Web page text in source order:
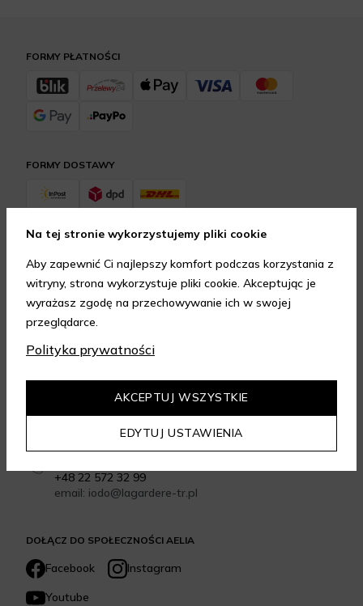
DOŁĄCZ DO SPOŁECZNOŚCI AELIA
Facebook
Instagram
Youtube
email: sklep@aelia.pl
Infolinia: +48 22 270 72 77
godzinach 9:00-17:00
+48 22 572 32 99
email: iodo@lagardere-tr.pl
FORMY DOSTAWY
FORMY PŁATNOŚCI
GWARANCJA JAKOŚCI
4.95/5.00
Dowiedz się więcej
Na tej stronie wykorzystujemy pliki cookie
Aby zapewnić Ci najlepszy komfort podczas korzystania z
witryny, strona wykorzystuje pliki cookie. Akceptując je
wyrażasz zgodę na przechowywanie ich w swojej
przeglądarce.
Polityka prywatności
EDYTUJ USTAWIENIA
AKCEPTUJ WSZYSTKIE